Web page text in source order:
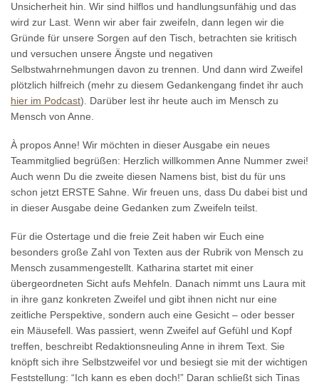
Unsicherheit hin. Wir sind hilflos und handlungsunfähig und das
wird zur Last. Wenn wir aber fair zweifeln, dann legen wir die
Gründe für unsere Sorgen auf den Tisch, betrachten sie kritisch
und versuchen unsere Ängste und negativen
Selbstwahrnehmungen davon zu trennen. Und dann wird Zweifel
plötzlich hilfreich (mehr zu diesem Gedankengang findet ihr auch
hier im Podcast). Darüber lest ihr heute auch im Mensch zu
Mensch von Anne.
À propos Anne! Wir möchten in dieser Ausgabe ein neues
Teammitglied begrüßen: Herzlich willkommen Anne Nummer zwei!
Auch wenn Du die zweite diesen Namens bist, bist du für uns
schon jetzt ERSTE Sahne. Wir freuen uns, dass Du dabei bist und
in dieser Ausgabe deine Gedanken zum Zweifeln teilst.
Für die Ostertage und die freie Zeit haben wir Euch eine
besonders große Zahl von Texten aus der Rubrik von Mensch zu
Mensch zusammengestellt. Katharina startet mit einer
übergeordneten Sicht aufs Mehfeln. Danach nimmt uns Laura mit
in ihre ganz konkreten Zweifel und gibt ihnen nicht nur eine
zeitliche Perspektive, sondern auch eine Gesicht – oder besser
ein Mäusefell. Was passiert, wenn Zweifel auf Gefühl und Kopf
treffen, beschreibt Redaktionsneuling Anne in ihrem Text. Sie
knöpft sich ihre Selbstzweifel vor und besiegt sie mit der wichtigen
Feststellung: “Ich kann es eben doch!” Daran schließt sich Tinas